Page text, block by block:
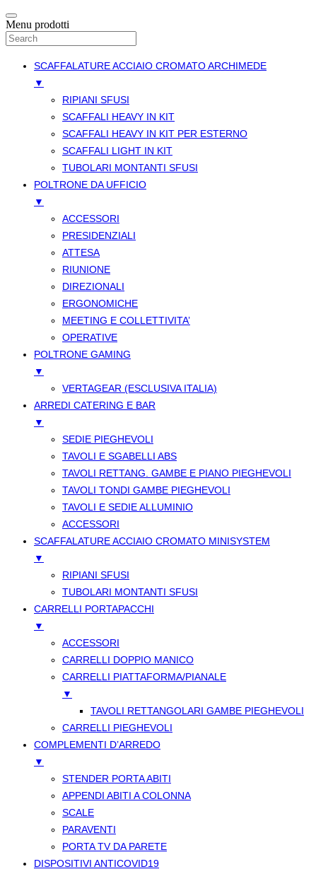
Menu prodotti
SCAFFALATURE ACCIAIO CROMATO ARCHIMEDE
▼
RIPIANI SFUSI
SCAFFALI HEAVY IN KIT
SCAFFALI HEAVY IN KIT PER ESTERNO
SCAFFALI LIGHT IN KIT
TUBOLARI MONTANTI SFUSI
POLTRONE DA UFFICIO
▼
ACCESSORI
PRESIDENZIALI
ATTESA
RIUNIONE
DIREZIONALI
ERGONOMICHE
MEETING E COLLETTIVITA’
OPERATIVE
POLTRONE GAMING
▼
VERTAGEAR (ESCLUSIVA ITALIA)
ARREDI CATERING E BAR
▼
SEDIE PIEGHEVOLI
TAVOLI E SGABELLI ABS
TAVOLI RETTANG. GAMBE E PIANO PIEGHEVOLI
TAVOLI TONDI GAMBE PIEGHEVOLI
TAVOLI E SEDIE ALLUMINIO
ACCESSORI
SCAFFALATURE ACCIAIO CROMATO MINISYSTEM
▼
RIPIANI SFUSI
TUBOLARI MONTANTI SFUSI
CARRELLI PORTAPACCHI
▼
ACCESSORI
CARRELLI DOPPIO MANICO
CARRELLI PIATTAFORMA/PIANALE
▼
TAVOLI RETTANGOLARI GAMBE PIEGHEVOLI
CARRELLI PIEGHEVOLI
COMPLEMENTI D’ARREDO
▼
STENDER PORTA ABITI
APPENDI ABITI A COLONNA
SCALE
PARAVENTI
PORTA TV DA PARETE
DISPOSITIVI ANTICOVID19